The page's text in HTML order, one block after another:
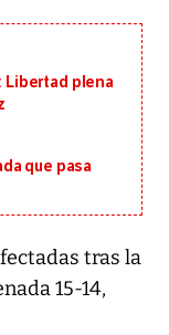
Libertad plena
que pasa
tras la
15-14,